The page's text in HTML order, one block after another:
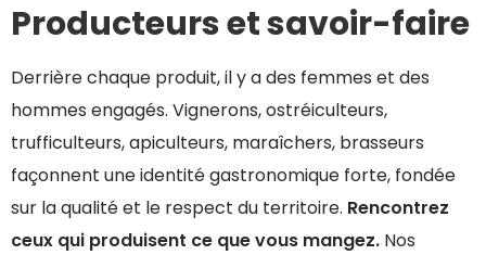
Producteurs et savoir-faire
Derrière chaque produit, il y a des femmes et des
hommes engagés. Vignerons, ostréiculteurs,
trufficulteurs, apiculteurs, maraîchers, brasseurs
façonnent une identité gastronomique forte, fondée
sur la qualité et le respect du territoire. Rencontrez
ceux qui produisent ce que vous mangez. Nos